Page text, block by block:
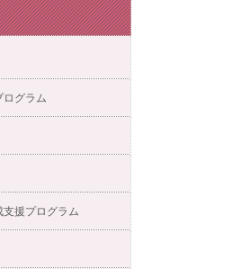
ログラム
援プログラム